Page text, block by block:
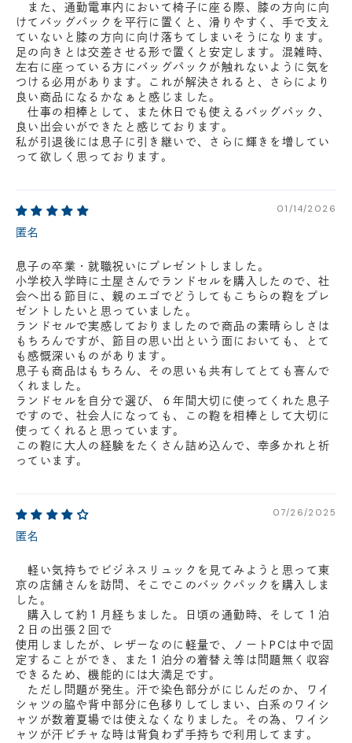
また、通勤電車内において椅子に座る際、膝の方向に向
けてバッグパックを平行に置くと、滑りやすく、手で支え
ていないと膝の方向に向け落ちてしまいそうになります。
足の向きとは交差させる形で置くと安定します。混雑時、
左右に座っている方にバッグパックが触れないように気を
つける必用があります。これが解決されると、さらにより
良い商品になるかなぁと感じました。
仕事の相棒として、また休日でも使えるバッグパック、
良い出会いができたと感じております。
私が引退後には息子に引き継いで、さらに輝きを増してい
って欲しく思っております。
01/14/2026
匿名
息子の卒業・就職祝いにプレゼントしました。
小学校入学時に土屋さんでランドセルを購入したので、社
会へ出る節目に、親のエゴでどうしてもこちらの鞄をプレ
ゼントしたいと思っていました。
ランドセルで実感しておりましたので商品の素晴らしさは
もちろんですが、節目の思い出という面においても、とて
も感慨深いものがあります。
息子も商品はもちろん、その思いも共有してとても喜んで
くれました。
ランドセルを自分で選び、６年間大切に使ってくれた息子
ですので、社会人になっても、この鞄を相棒として大切に
使ってくれると思っています。
この鞄に大人の経験をたくさん詰め込んで、幸多かれと祈
っています。
07/26/2025
匿名
軽い気持ちでビジネスリュックを見てみようと思って東
京の店舗さんを訪問、そこでこのバックパックを購入しま
した。
購入して約１月経ちました。日頃の通勤時、そして１泊
２日の出張２回で
使用しましたが、レザーなのに軽量で、ノートPCは中で固
定することができ、また１泊分の着替え等は問題無く収容
できるため、機能的には大満足です。
ただし問題が発生。汗で染色部分がにじんだのか、ワイ
シャツの脇や背中部分に色移りしてしまい、白系のワイシ
ャツが数着夏場では使えなくなりました。その為、ワイシ
ャツが汗ビチャな時は背負わず手持ちで利用してます。